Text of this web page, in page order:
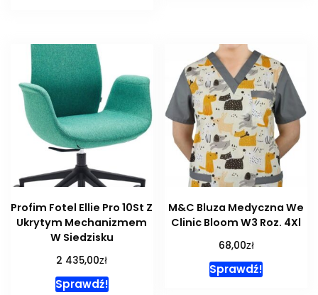
Profim Fotel Ellie Pro 10St Z
Ukrytym Mechanizmem
W Siedzisku
2 435,00zł
Sprawdź!
M&C Bluza Medyczna We
Clinic Bloom W3 Roz. 4Xl
68,00zł
Sprawdź!